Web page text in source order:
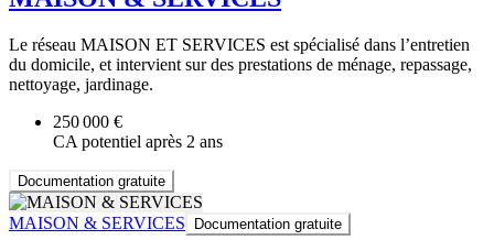
Le réseau MAISON ET SERVICES est spécialisé dans l’entretien
du domicile, et intervient sur des prestations de ménage, repassage,
nettoyage, jardinage.
250 000 €
CA potentiel après 2 ans
Documentation gratuite
MAISON & SERVICES Documentation gratuite